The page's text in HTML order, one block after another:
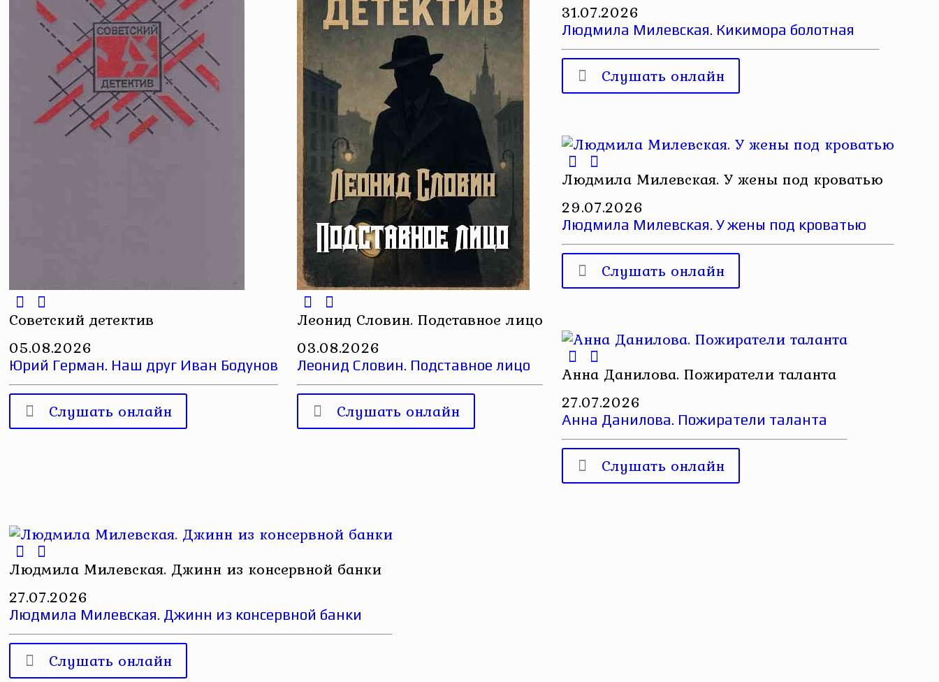
Советский детектив
05.08.2026
Юрий Герман. Наш друг Иван Бодунов
Слушать онлайн
Леонид Словин. Подставное лицо
03.08.2026
Леонид Словин. Подставное лицо
Слушать онлайн
31.07.2026
Людмила Милевская. Кикимора болотная
Слушать онлайн
Людмила Милевская. У жены под кроватью
29.07.2026
Людмила Милевская. У жены под кроватью
Слушать онлайн
Анна Данилова. Пожиратели таланта
27.07.2026
Анна Данилова. Пожиратели таланта
Слушать онлайн
Людмила Милевская. Джинн из консервной банки
27.07.2026
Людмила Милевская. Джинн из консервной банки
Слушать онлайн